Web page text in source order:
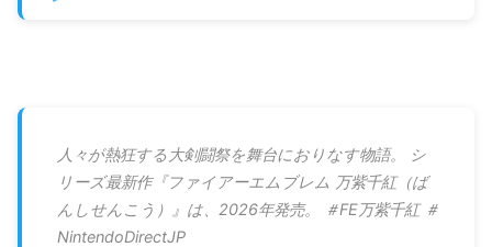
人々が熱狂する大剣闘祭を舞台におりなす物語。 シ
リーズ最新作『ファイアーエムブレム 万紫千紅（ば
んしせんこう）』は、2026年発売。 ＃FE万紫千紅 ＃
NintendoDirectJP